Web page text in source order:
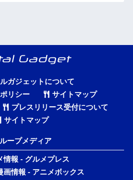
ガジェットについて
リシー
サイトマップ
プレスリリース受付について
サイトマップ
ープメディア
情報 - グルメプレス
画情報 - アニメボックス